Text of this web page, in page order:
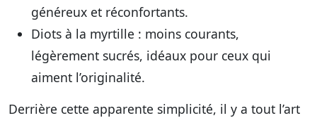
généreux et réconfortants.
Diots à la myrtille : moins courants,
légèrement sucrés, idéaux pour ceux qui
aiment l’originalité.
Derrière cette apparente simplicité, il y a tout l’art